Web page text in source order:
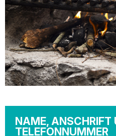
NAME, ANSCHRIFT
TELEFONNUMMER